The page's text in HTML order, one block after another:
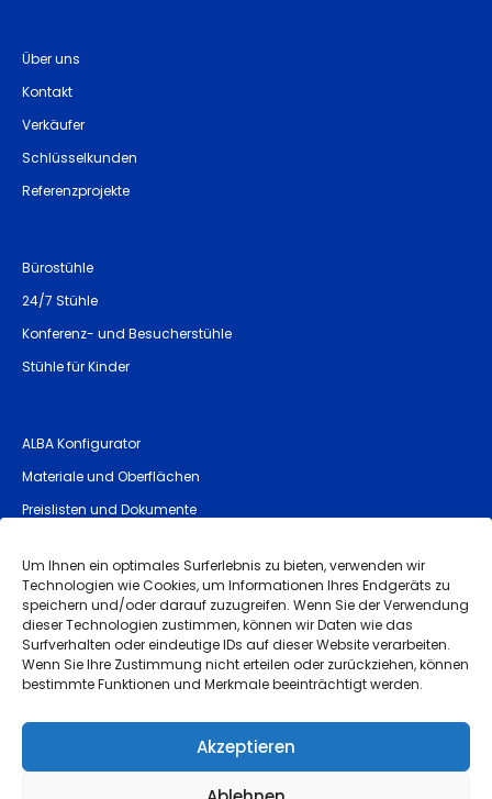
Um Ihnen ein optimales Surferlebnis zu bieten, verwenden wir
Technologien wie Cookies, um Informationen Ihres Endgeräts zu
speichern und/oder darauf zuzugreifen. Wenn Sie der Verwendung
dieser Technologien zustimmen, können wir Daten wie das
Surfverhalten oder eindeutige IDs auf dieser Website verarbeiten.
Wenn Sie Ihre Zustimmung nicht erteilen oder zurückziehen, können
bestimmte Funktionen und Merkmale beeinträchtigt werden.
Akzeptieren
Über uns
Kontakt
Verkäufer
Schlüsselkunden
Referenzprojekte
Bürostühle
24/7 Stühle
Konferenz- und Besucherstühle
Stühle für Kinder
ALBA Konfigurator
Materiale und Oberflächen
Preislisten und Dokumente
Impressum
Allgemeine Geschäftsbedingungen
Qualitätsgarantie und Reklamation
Datenschutz